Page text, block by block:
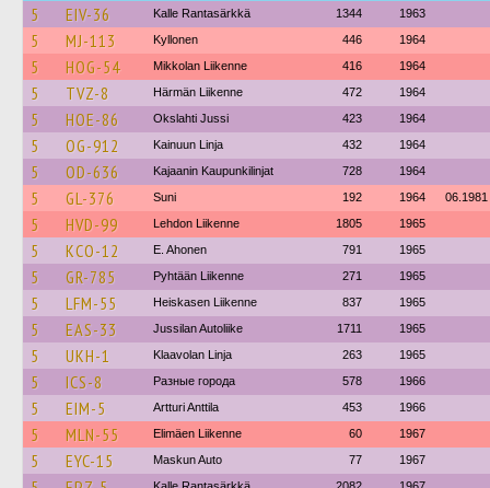
5 EIV-36 Kalle Rantasärkkä 1344 1963
5 MJ-113 Kyllonen 446 1964
5 HOG-54 Mikkolan Liikenne 416 1964
5 TVZ-8 Härmän Liikenne 472 1964
5 HOE-86 Okslahti Jussi 423 1964
5 OG-912 Kainuun Linja 432 1964
5 OD-636 Kajaanin Kaupunkilinjat 728 1964
5 GL-376 Suni 192 1964 06.1981
5 HVD-99 Lehdon Liikenne 1805 1965
5 KCO-12 E. Ahonen 791 1965
5 GR-785 Pyhtään Liikenne 271 1965
5 LFM-55 Heiskasen Liikenne 837 1965
5 EAS-33 Jussilan Autoliike 1711 1965
5 UKH-1 Klaavolan Linja 263 1965
5 ICS-8 Разные города 578 1966
5 EIM-5 Artturi Anttila 453 1966
5 MLN-55 Elimäen Liikenne 60 1967
5 EYC-15 Maskun Auto 77 1967